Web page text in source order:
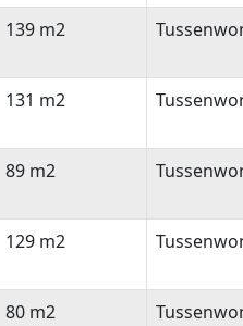
139 m2
131 m2
89 m2
129 m2
80 m2